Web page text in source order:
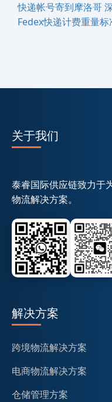
快递帐号寄到‌‌‌摩洛哥‌‌‌‌‌‌‌‌‌‌‌‌‌‌
Fedex快递计费重量标
关于我们
泰睿国际供应链致力于
物流解决方案。
解决方案
跨境物流解决方案
电商物流解决方案
仓储管理方案